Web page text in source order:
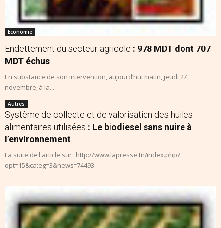
Economie
Endettement du secteur agricole : 978 MDT dont 707
MDT échus
En substance de son intervention, aujourd’hui matin, jeudi 27
novembre, à la...
Autres
Système de collecte et de valorisation des huiles
alimentaires utilisées : Le biodiesel sans nuire à
l’environnement
La suite de l'article sur : http://www.lapresse.tn/index.php?
opt=15&categ=3&news=74493